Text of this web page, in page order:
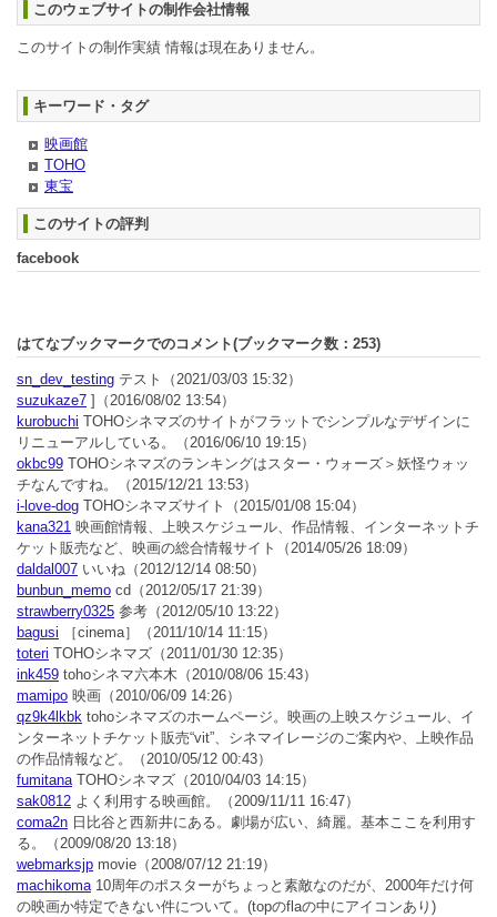
このウェブサイトの制作会社情報
このサイトの制作実績 情報は現在ありません。
キーワード・タグ
映画館
TOHO
東宝
このサイトの評判
facebook
はてなブックマークでのコメント(ブックマーク数： 253)
sn_dev_testing テスト
（2021/03/03 15:32）
suzukaze7 ]
（2016/08/02 13:54）
kurobuchi TOHOシネマズのサイトがフラットでシンプルなデザインに
リニューアルしている。
（2016/06/10 19:15）
okbc99 TOHOシネマズのランキングはスター・ウォーズ＞妖怪ウォッ
チなんですね。
（2015/12/21 13:53）
i-love-dog TOHOシネマズサイト
（2015/01/08 15:04）
kana321 映画館情報、上映スケジュール、作品情報、インターネットチ
ケット販売など、映画の総合情報サイト
（2014/05/26 18:09）
daldal007 いいね （2012/12/14 08:50）
bunbun_memo cd （2012/05/17 21:39）
strawberry0325 参考 （2012/05/10 13:22）
bagusi ［cinema］
（2011/10/14 11:15）
toteri TOHOシネマズ （2011/01/30 12:35）
ink459 tohoシネマ六本木 （2010/08/06 15:43）
mamipo 映画 （2010/06/09 14:26）
qz9k4lkbk tohoシネマズのホームページ。映画の上映スケジュール、イ
ンターネットチケット販売“vit”、シネマイレージのご案内や、上映作品
の作品情報など。
（2010/05/12 00:43）
fumitanaTOHOシネマズ （2010/04/03 14:15）
sak0812 よく利用する映画館。
（2009/11/11 16:47）
coma2n 日比谷と西新井にある。劇場が広い、綺麗。基本ここを利用す
る。
（2009/08/20 13:18）
webmarksjp movie （2008/07/12 21:19）
machikoma10周年のポスターがちょっと素敵なのだが、2000年だけ何
の映画か特定できない件について。(topのflaの中にアイコンあり)